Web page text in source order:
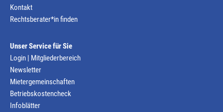
Kontakt
Rechtsberater*in finden
Unser Service für Sie
Login | Mitgliederbereich
Newsletter
Mietergemeinschaften
Betriebskostencheck
Infoblätter